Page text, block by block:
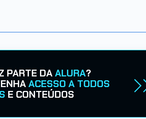
PARTE DAALURA?
ACESSO A TODOS
E CONTEÚDOS